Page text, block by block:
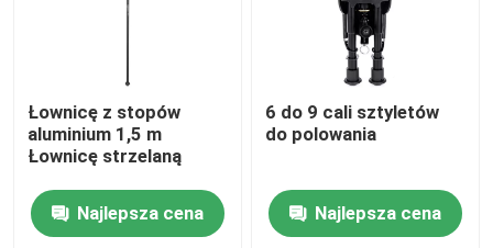
Łownicę z stopów
aluminium 1,5 m
Łownicę strzelaną
Najlepsza cena
6 do 9 cali sztyletów
do polowania
Najlepsza cena